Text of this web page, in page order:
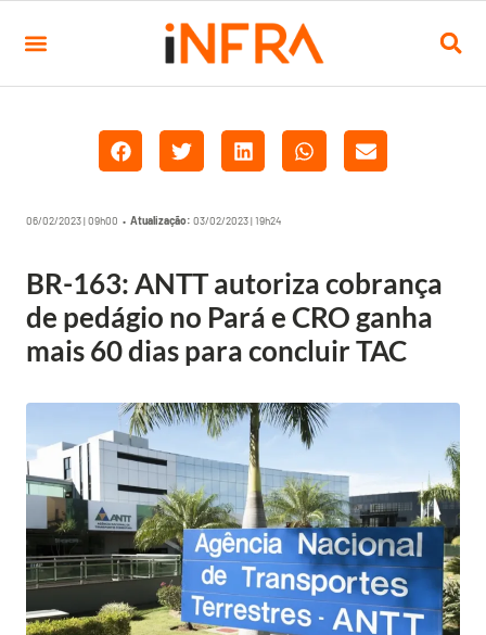
06/02/2023 | 09h00 • Atualização: 03/02/2023 | 19h24
BR-163: ANTT autoriza cobrança
de pedágio no Pará e CRO ganha
mais 60 dias para concluir TAC